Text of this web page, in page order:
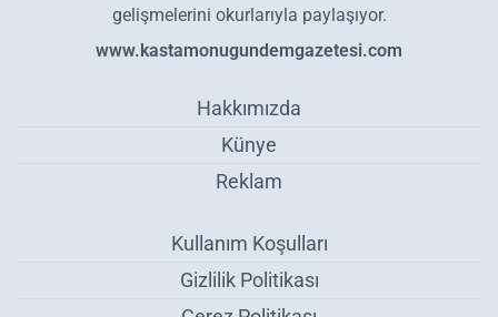
gelişmelerini okurlarıyla paylaşıyor.
www.kastamonugundemgazetesi.com
Hakkımızda
Künye
Reklam
Kullanım Koşulları
Gizlilik Politikası